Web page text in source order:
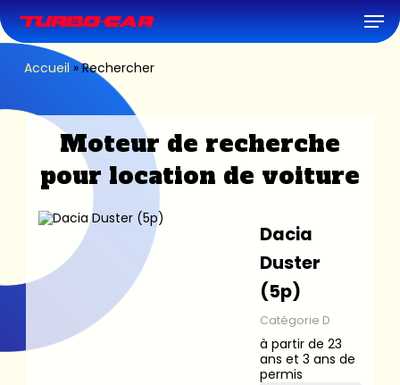
to
main
content
Accueil »Rechercher
Moteur de recherche
pour location de voiture
Dacia
Duster
(5p)
Catégorie D
à partir de 23
ans et 3 ans de
permis